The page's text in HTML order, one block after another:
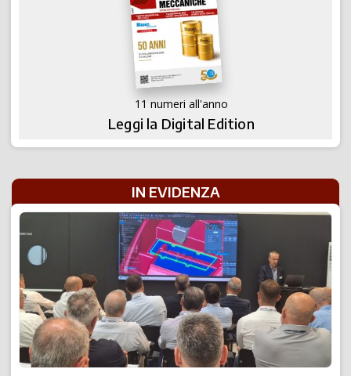
11 numeri all'anno
Leggi la Digital Edition
IN EVIDENZA